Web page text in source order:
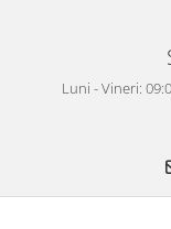
Luni - Vineri: